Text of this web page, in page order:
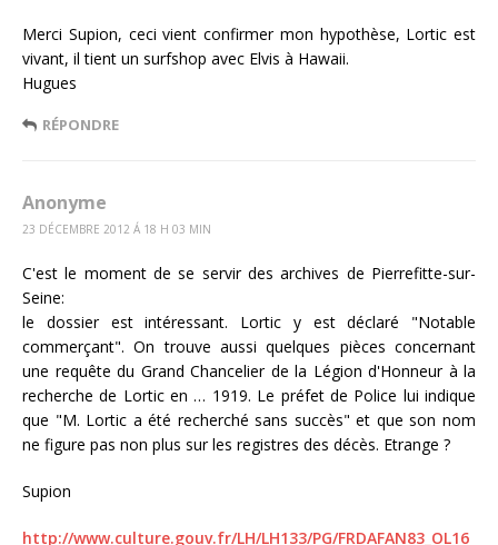
Merci Supion, ceci vient confirmer mon hypothèse, Lortic est
vivant, il tient un surfshop avec Elvis à Hawaii.
Hugues
RÉPONDRE
Anonyme
23 DÉCEMBRE 2012 Á 18 H 03 MIN
C'est le moment de se servir des archives de Pierrefitte-sur-
Seine:
le dossier est intéressant. Lortic y est déclaré "Notable
commerçant". On trouve aussi quelques pièces concernant
une requête du Grand Chancelier de la Légion d'Honneur à la
recherche de Lortic en … 1919. Le préfet de Police lui indique
que "M. Lortic a été recherché sans succès" et que son nom
ne figure pas non plus sur les registres des décès. Etrange ?
Supion
http://www.culture.gouv.fr/LH/LH133/PG/FRDAFAN83_OL16